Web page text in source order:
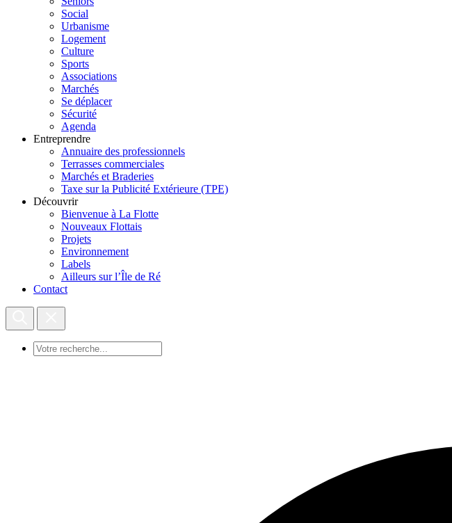
Social
Urbanisme
Logement
Culture
Sports
Associations
Marchés
Se déplacer
Sécurité
Agenda
Entreprendre
Annuaire des professionnels
Terrasses commerciales
Marchés et Braderies
Taxe sur la Publicité Extérieure (TPE)
Découvrir
Bienvenue à La Flotte
Nouveaux Flottais
Projets
Environnement
Labels
Ailleurs sur l’Île de Ré
Contact